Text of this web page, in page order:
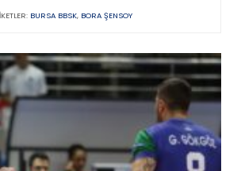
BURSA BBSK, BORA ŞENSOY